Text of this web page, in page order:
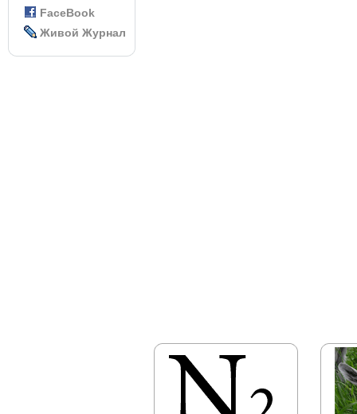
FaceBook
Живой Журнал